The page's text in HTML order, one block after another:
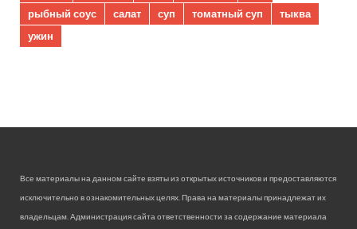
рыбный соус
салат суп томатный суп
тыква
ужин
Все материалы на данном сайте взяты из открытых источников и предоставляются
исключительно в ознакомительных целях. Права на материалы принадлежат их
владельцам. Администрация сайта ответственности за содержание материала